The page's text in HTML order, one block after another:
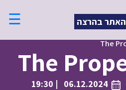
האתר בהרצה ☰
06.12.2024
| 19:30